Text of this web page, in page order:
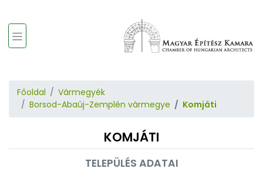
Főoldal
Vármegyék
Borsod-Abaúj-Zemplén vármegye
Komjáti
KOMJÁTI
TELEPÜLÉS ADATAI